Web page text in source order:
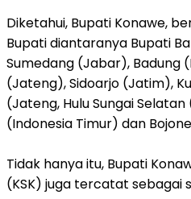
Diketahui, Bupati Konawe,
Bupati diantaranya Bupati
Sumedang (Jabar), Badung
(Jateng), Sidoarjo (Jatim),
(Jateng, Hulu Sungai
(Indonesia Timur) dan
Tidak hanya itu, Bupati
(KSK) juga tercatat